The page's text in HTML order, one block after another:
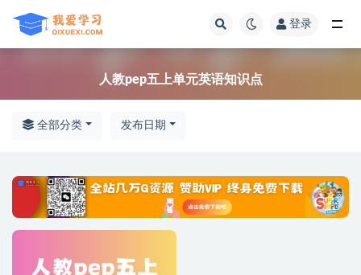
登录
人教pep五上单元英语知识点
全部分类 发布日期